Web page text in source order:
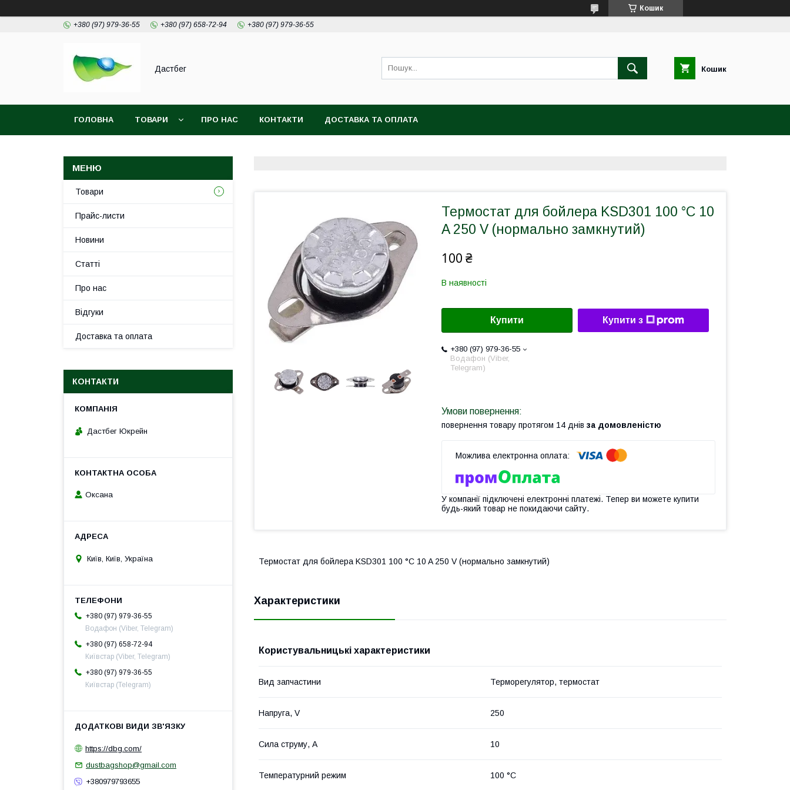
Кошик
+380 (97) 979-36-55 +380 (97) 658-72-94 +380 (97) 979-36-55
Дастбег Кошик
ГОЛОВНА ТОВАРИ ПРО НАС КОНТАКТИ ДОСТАВКА ТА ОПЛАТА
Термостат для бойлера KSD301 100 °C 10
A 250 V (нормально замкнутий)
100 ₴
В наявності
Купити Купити з
+380 (97) 979-36-55
Водафон (Viber,
Telegram)
повернення товару протягом 14 днів за домовленістю
У компанії підключені електронні платежі. Тепер ви можете купити
будь-який товар не покидаючи сайту.
Термостат для бойлера KSD301 100 °C 10 A 250 V (нормально замкнутий)
Характеристики
Користувальницькі характеристики
Вид запчастини Терморегулятор, термостат
Напруга, V 250
Сила струму, A 10
Температурний режим 100 °С
Товари
Прайс-листи
Новини
Статті
Про нас
Відгуки
Доставка та оплата
КОНТАКТИ
Дастбег Юкрейн
Оксана
Київ, Київ, Україна
+380 (97) 979-36-55
Водафон (Viber, Telegram)
+380 (97) 658-72-94
Київстар (Viber, Telegram)
+380 (97) 979-36-55
Київстар (Telegram)
https://dbg.com/
dustbagshop@gmail.com
+380979793655